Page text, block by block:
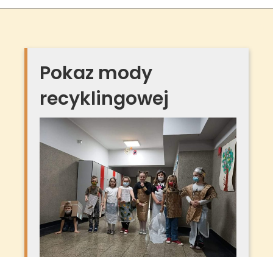
Pokaz mody
recyklingowej